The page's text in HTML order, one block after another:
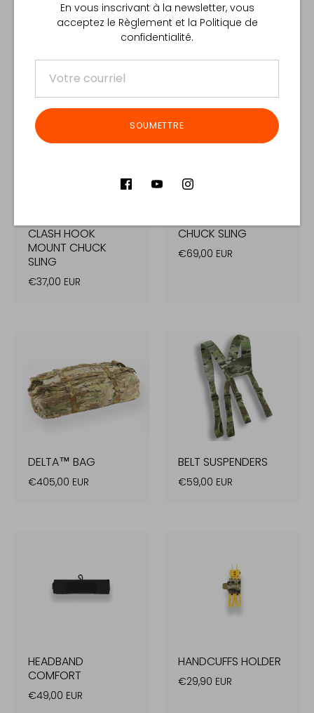
WEAPON CATCH
PARACORD MOUNT
CHUCK SLING
CLASH HOOK
MOUNT CHUCK
SLING
€37,00 EUR
CHUCK SLING
€69,00 EUR
DELTA™ BAG
€405,00 EUR
BELT SUSPENDERS
€59,00 EUR
HEADBAND
COMFORT
€49,00 EUR
HANDCUFFS HOLDER
€29,90 EUR
En vous inscrivant à la newsletter, vous
acceptez le Règlement et la Politique de
confidentialité.
SOUMETTRE